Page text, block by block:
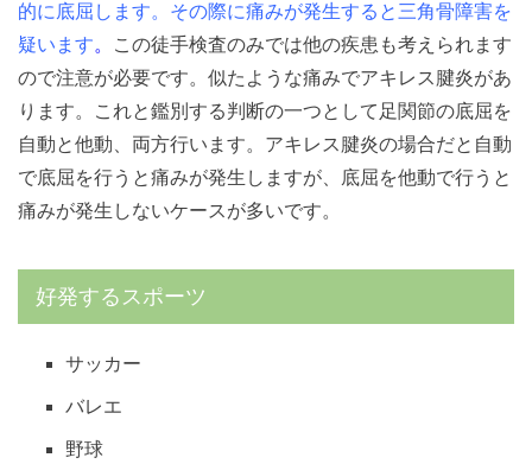
的に底屈します。その際に痛みが発生すると三角骨障害を
疑います。
この徒手検査のみでは他の疾患も考えられます
ので注意が必要です。似たような痛みでアキレス腱炎があ
ります。これと鑑別する判断の一つとして足関節の底屈を
自動と他動、両方行います。アキレス腱炎の場合だと自動
で底屈を行うと痛みが発生しますが、底屈を他動で行うと
痛みが発生しないケースが多いです。
好発するスポーツ
サッカー
バレエ
野球